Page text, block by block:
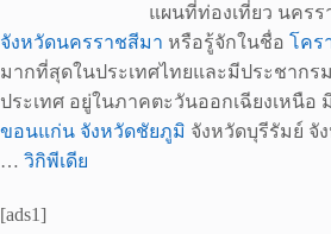
แผนที่ท่องเที่ยว นครร
จังหวัดนครราชสีมา หรือรู้จักในชื่อ โคร
มากที่สุดในประเทศไทยและมีประชากร
ประเทศ อยู่ในภาคตะวันออกเฉียงเหนือ
ขอนแก่น จังหวัดชัยภูมิ จังหวัดบุรีรัมย์ จั
… วิกิพีเดีย
[ads1]